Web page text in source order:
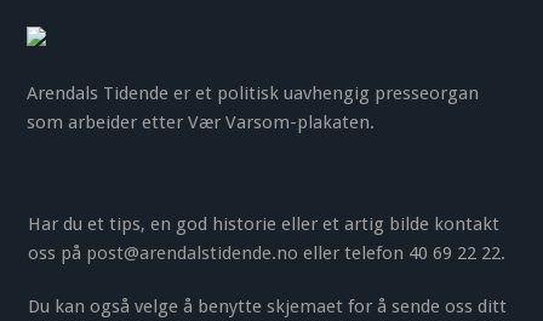
Arendals Tidende er et politisk uavhengig presseorgan
som arbeider etter Vær Varsom-plakaten.
Har du et tips, en god historie eller et artig bilde kontakt
oss på post@arendalstidende.no eller telefon 40 69 22 22.
Du kan også velge å benytte skjemaet for å sende oss ditt